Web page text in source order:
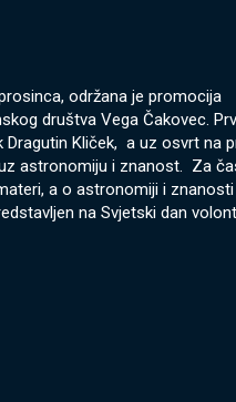
održana je promocija
društva Vega Čakovec.
Dragutin Kliček, a uz osvrt na
astronomiju i znanost. Za
a o astronomiji i
na Svjetski dan